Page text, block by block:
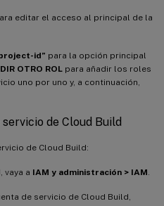
editar el acceso al principal de la
id” para la opción principal
OTRO ROL para añadir los roles
uno por uno y, a continuación,
de Cloud Build
de Cloud Build:
vaya a IAM y administración > IAM
de servicio de Cloud Build,